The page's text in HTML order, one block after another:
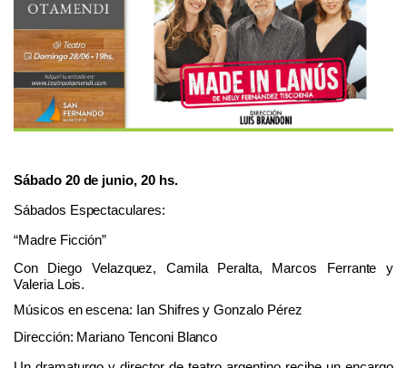
Sábado 20 de junio, 20 hs.
Sábados Espectaculares:
“Madre Ficción”
Con Diego Velazquez, Camila Peralta, Marcos Ferrante y
Valeria Lois.
Músicos en escena: Ian Shifres y Gonzalo Pérez
Dirección: Mariano Tenconi Blanco